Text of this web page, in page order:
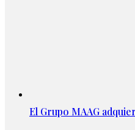
El Grupo MAAG